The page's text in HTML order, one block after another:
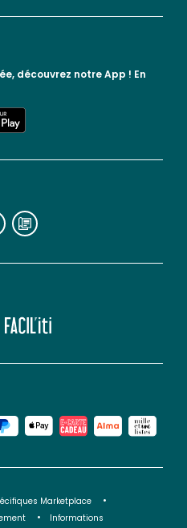
sociaux lien vers le blog la redoute
découvrez notre App ! En
Marketplace
Informations